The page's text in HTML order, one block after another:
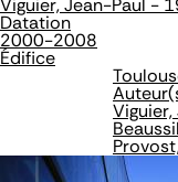
Viguier, Jean-Paul -
Datation
2000-2008
Édifice